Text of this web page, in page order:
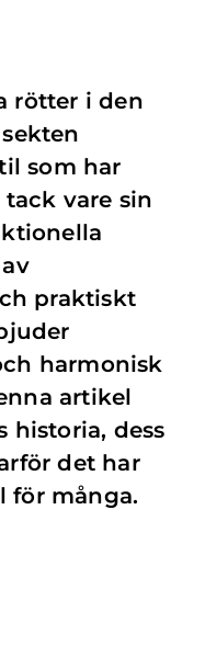
rötter i den
som har
vare sin
praktiskt
harmonisk
artikel
historia, dess
det har
för många.